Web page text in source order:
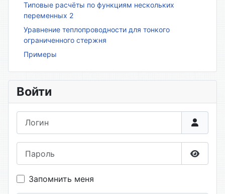
Типовые расчёты по функциям нескольких
переменных 2
Уравнение теплопроводности для тонкого
ограниченного стержня
Примеры
Войти
Запомнить меня